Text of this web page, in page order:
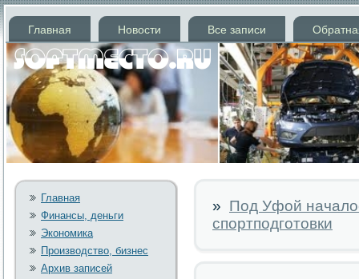
Главная Новости Все записи
Главная
Финансы, деньги
Экономика
Производство, бизнес
Архив записей
» Под Уфой
спортподготовки